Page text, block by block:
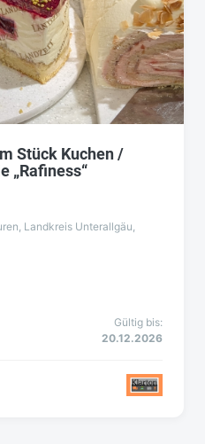
Stück Kuchen /
„Rafiness“
Landkreis Unterallgäu,
Gültig bis:
20.12.2026